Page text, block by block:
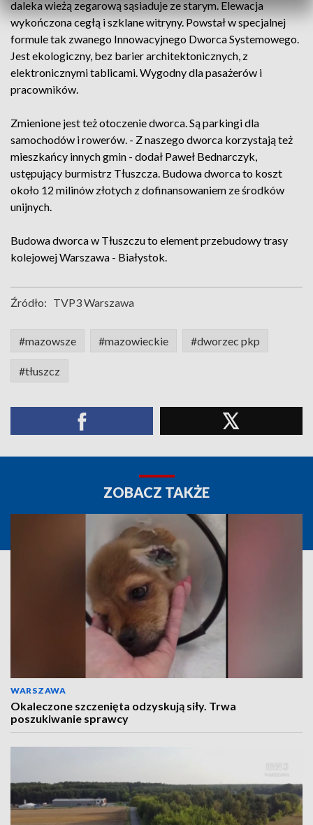
daleka wieżą zegarową sąsiaduje ze starym. Elewacja
wykończona cegłą i szklane witryny. Powstał w specjalnej
formule tak zwanego Innowacyjnego Dworca Systemowego.
Jest ekologiczny, bez barier architektonicznych, z
elektronicznymi tablicami. Wygodny dla pasażerów i
pracowników.
Zmienione jest też otoczenie dworca. Są parkingi dla
samochodów i rowerów. - Z naszego dworca korzystają też
mieszkańcy innych gmin - dodał Paweł Bednarczyk,
ustępujący burmistrz Tłuszcza. Budowa dworca to koszt
około 12 milinów złotych z dofinansowaniem ze środków
unijnych.
Budowa dworca w Tłuszczu to element przebudowy trasy
kolejowej Warszawa - Białystok.
Źródło: TVP3 Warszawa
#mazowsze #mazowieckie #dworzec pkp
#tłuszcz
ZOBACZ TAKŻE
WARSZAWA
Okaleczone szczenięta odzyskują siły. Trwa
poszukiwanie sprawcy